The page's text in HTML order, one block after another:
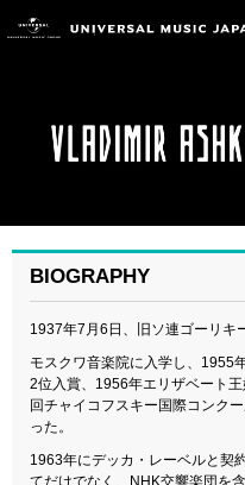
BIOGRAPHY
1937年7月6日、旧ソ連ゴーリキ
モスクワ音楽院に入学し、1955
2位入賞、1956年エリザベート
回チャイコフスキー国際コンク
った。
1963年にデッカ・レーベルと契
てだけでなく、NHK交響楽団を